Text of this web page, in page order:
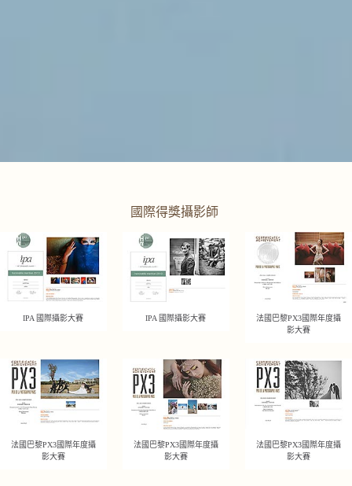
國際得獎攝影師
IPA 國際攝影大賽 IPA 國際攝影大賽
法國巴黎PX3國際年度攝
影大賽
法國巴黎PX3國際年度攝
影大賽
法國巴黎PX3國際年度攝
影大賽
法國巴黎PX3國際年度攝
影大賽